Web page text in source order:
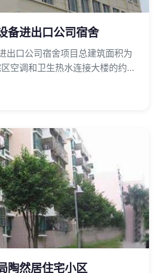
备进出口公司宿舍
出口公司宿舍项目总建筑面积为
空调和卫生热水连接大楼的约克
陶然居住宅小区